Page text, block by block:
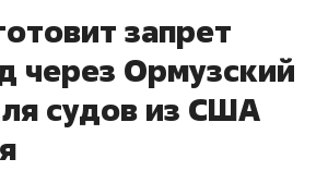
запрет
через Ормузский
судов из США